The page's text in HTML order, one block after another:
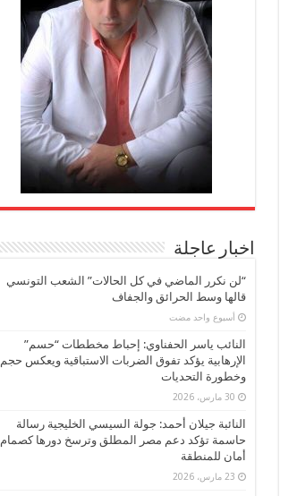
اخبار عاجلة
“لن نكرر الماضي في كل الحالات” الشعب التونسي
قالها وسط الحرائق والجفاف
‏أسبوع واحد مضت
النائب ياسر الحفناوي: إحباط مخططات “حسم”
الإرهابية يؤكد تفوق الضربات الاستباقية ويعكس حجم
وخطورة التحديات
30 مارس، 2026
النائبة جيلان أحمد: جولة السيسي الخليجية رسالة
حاسمة تؤكد دعم مصر المطلق وترسخ دورها كصمام
أمان للمنطقة
23 مارس، 2026